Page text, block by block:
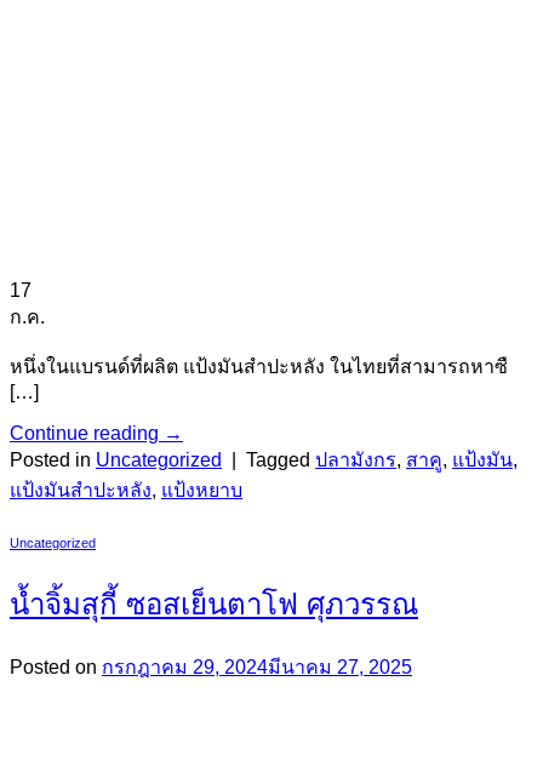
17
ก.ค.
หนึ่งในแบรนด์ที่ผลิต แป้งมันสำปะหลัง ในไทยที่สามารถหาซื
[…]
Continue reading →
Posted in Uncategorized Tagged ปลามังกร, สาคู, แป้งมัน,
แป้งมันสำปะหลัง, แป้งหยาบ
Uncategorized
น้ำจิ้มสุกี้ ซอสเย็นตาโฟ ศุภวรรณ
Posted on กรกฎาคม 29, 2024มีนาคม 27, 2025